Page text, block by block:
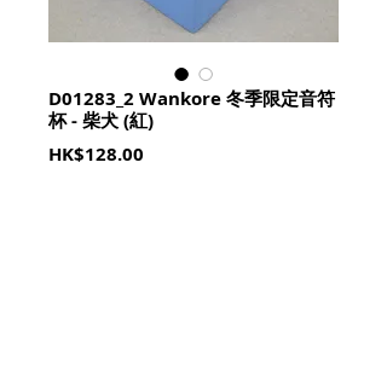
D01283_2 Wankore 冬季限定音符
杯 - 柴犬 (紅)
HK$128.00